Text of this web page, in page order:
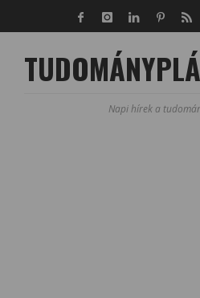
Napi hírek a